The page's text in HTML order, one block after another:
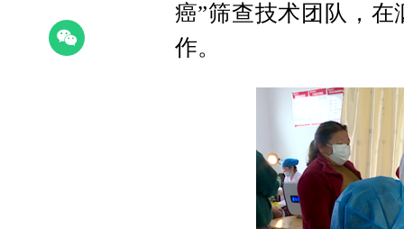
癌”筛查技术团队，在
作。